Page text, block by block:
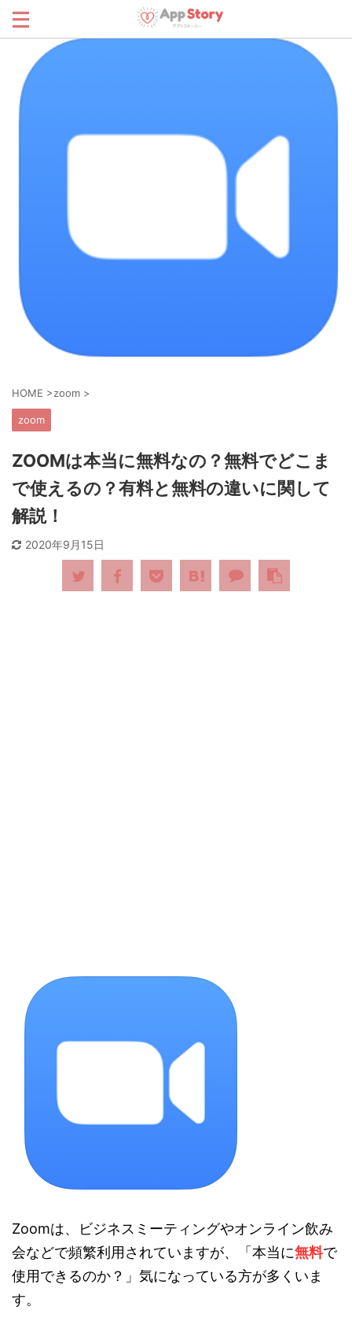
HOME >zoom >
zoom
ZOOMは本当に無料なの？無料でどこま
で使えるの？有料と無料の違いに関して
解説！
2020年9月15日
Zoomは、ビジネスミーティングやオンライン飲み
会などで頻繁利用されていますが、「本当に無料で
使用できるのか？」気になっている方が多くいま
す。